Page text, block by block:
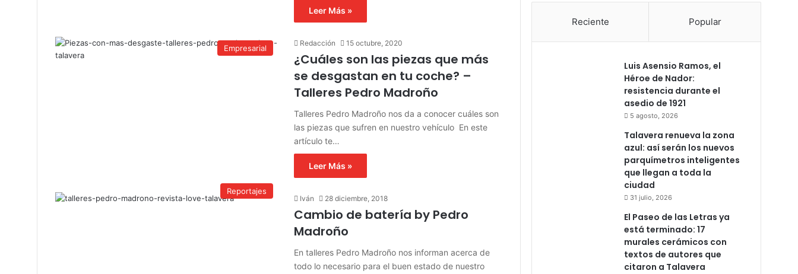
Leer Más »
Empresarial
Redacción 15 octubre, 2020
¿Cuáles son las piezas que más
se desgastan en tu coche? –
Talleres Pedro Madroño
Talleres Pedro Madroño nos da a conocer cuáles son
las piezas que sufren en nuestro vehículo En este
artículo te…
Leer Más »
Reportajes
Iván 28 diciembre, 2018
Cambio de batería by Pedro
Madroño
En talleres Pedro Madroño nos informan acerca de
todo lo necesario para el buen estado de nuestro
Reciente Popular
Luis Asensio Ramos, el
Héroe de Nador:
resistencia durante el
asedio de 1921
5 agosto, 2026
Talavera renueva la zona
azul: así serán los nuevos
parquímetros inteligentes
que llegan a toda la
ciudad
31 julio, 2026
El Paseo de las Letras ya
está terminado: 17
murales cerámicos con
textos de autores que
citaron a Talavera